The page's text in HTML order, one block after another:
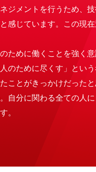
ジメントを行うため、
感じています。この現
ために働くことを強く
のために尽くす」とい
ことがきっかけだった
自分に関わる全ての人
。